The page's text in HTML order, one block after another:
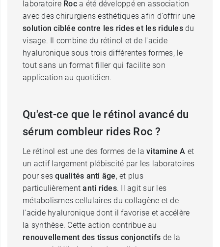
laboratoire Roc a été développé en association
avec des chirurgiens esthétiques afin d'offrir une
solution ciblée contre les rides et les ridulesdu
visage. Il combine du rétinol et de l'acide
hyaluronique sous trois différentes formes, le
tout sans un format filler qui facilite son
application au quotidien.
Qu'est-ce que le rétinol avancé du
sérum combleur rides Roc ?
Le rétinol est une des formes de la vitamine A et
un actif largement plébiscité par les laboratoires
pour sesqualités anti âge, et plus
particulièrementanti rides. Il agit sur les
métabolismes cellulaires du collagène et de
l'acide hyaluronique dont il favorise et accélère
la synthèse. Cette action contribue au
renouvellement des tissus conjonctifs de la